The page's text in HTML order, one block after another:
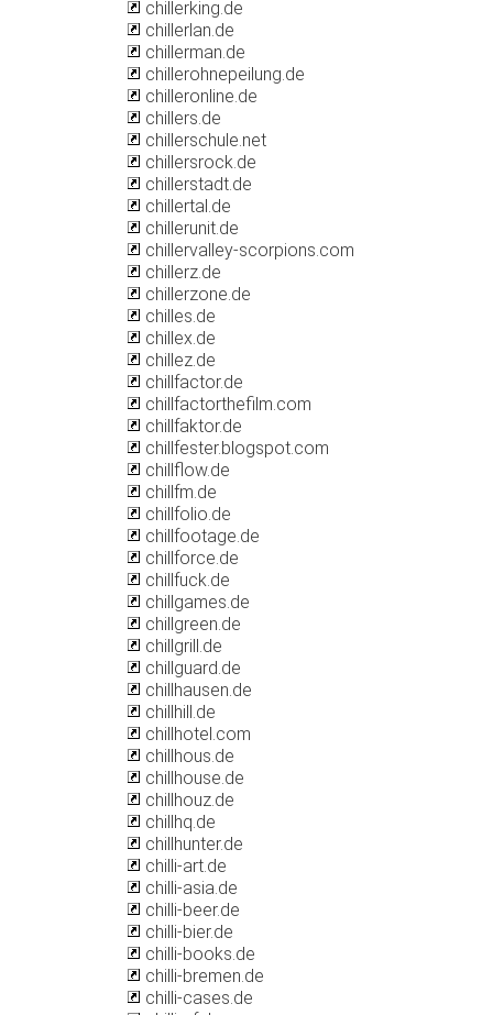
chillerking.de
chillerlan.de
chillerman.de
chillerohnepeilung.de
chilleronline.de
chillers.de
chillerschule.net
chillersrock.de
chillerstadt.de
chillertal.de
chillerunit.de
chillervalley-scorpions.com
chillerz.de
chillerzone.de
chilles.de
chillex.de
chillez.de
chillfactor.de
chillfactorthefilm.com
chillfaktor.de
chillfester.blogspot.com
chillflow.de
chillfm.de
chillfolio.de
chillfootage.de
chillforce.de
chillfuck.de
chillgames.de
chillgreen.de
chillgrill.de
chillguard.de
chillhausen.de
chillhill.de
chillhotel.com
chillhous.de
chillhouse.de
chillhouz.de
chillhq.de
chillhunter.de
chilli-art.de
chilli-asia.de
chilli-beer.de
chilli-bier.de
chilli-books.de
chilli-bremen.de
chilli-cases.de